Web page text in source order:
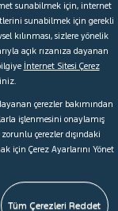
sunabilmek için, internet
sunabilmek için gerekli
kılınması, sizlere yönelik
açık rızanıza dayanan
İnternet Sitesi Çerez
çerezler bakımından
işlenmesini onaylamış
çerezler dışındaki
için Çerez Ayarlarını Yönet
Tüm Çerezleri Reddet